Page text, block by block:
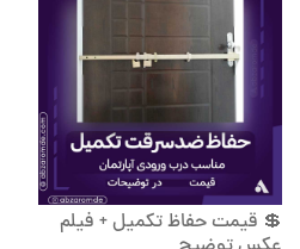
💲 قیمت حفاظ تکمیل + فیلم